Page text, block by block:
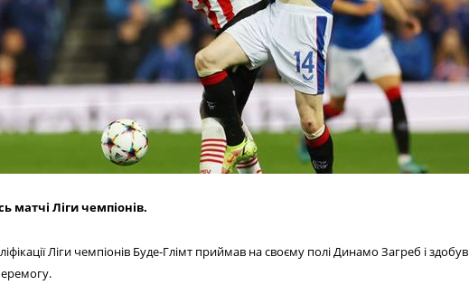
матчі Ліги чемпіонів.
Ліги чемпіонів Буде-Глімт приймав на своєму полі Динамо Загреб і здобув